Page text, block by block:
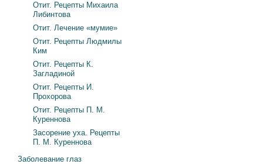
Отит. Рецепты Михаила
Либинтова
Отит. Лечение «мумие»
Отит. Рецепты Людмилы
Ким
Отит. Рецепты К.
Загладиной
Отит. Рецепты И.
Прохорова
Отит. Рецепты П. М.
Куреннова
Засорение уха. Рецепты
П. М. Куреннова
Заболевание глаз